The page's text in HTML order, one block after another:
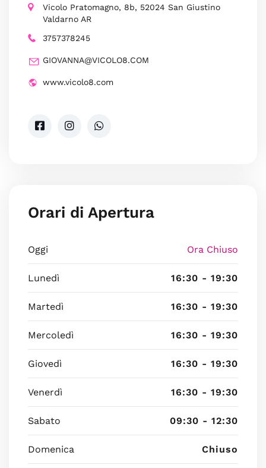
Vicolo Pratomagno, 8b, 52024 San Giustino
Valdarno AR
3757378245
GIOVANNA@VICOLO8.COM
www.vicolo8.com
Orari di Apertura
Oggi Ora Chiuso
Lunedì 16:30 - 19:30
Martedì 16:30 - 19:30
Mercoledì 16:30 - 19:30
Giovedì 16:30 - 19:30
Venerdì 16:30 - 19:30
Sabato 09:30 - 12:30
Domenica Chiuso